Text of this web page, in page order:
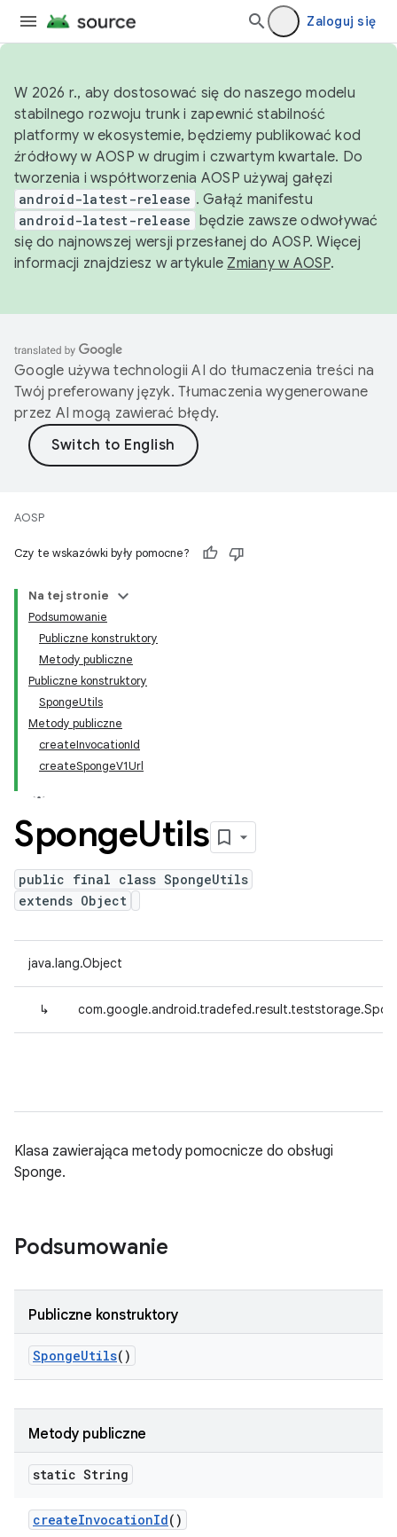
Zaloguj się
W 2026 r., aby dostosować się do naszego modelu
stabilnego rozwoju trunk i zapewnić stabilność
platformy w ekosystemie, będziemy publikować kod
źródłowy w AOSP w drugim i czwartym kwartale. Do
tworzenia i współtworzenia AOSP używaj gałęzi
android-latest-release . Gałąź manifestu
android-latest-release będzie zawsze odwoływać
się do najnowszej wersji przesłanej do AOSP. Więcej
informacji znajdziesz w artykule Zmiany w AOSP.
Google używa technologii AI do tłumaczenia treści na
Twój preferowany język. Tłumaczenia wygenerowane
przez AI mogą zawierać błędy.
AOSP
Czy te wskazówki były pomocne?
Na tej stronie
Podsumowanie
Publiczne konstruktory
Metody publiczne
Publiczne konstruktory
SpongeUtils
Metody publiczne
createInvocationId
createSpongeV1Url
SpongeUtils
public final class SpongeUtils
extends Object
java.lang.Object
↳
Klasa zawierająca metody pomocnicze do obsługi
Sponge.
Podsumowanie
Publiczne konstruktory
SpongeUtils()
Metody publiczne
static String
createInvocationId()